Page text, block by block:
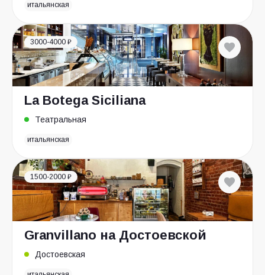
итальянская
3000-4000 ₽
La Botega Siciliana
Театральная
итальянская
1500-2000 ₽
Granvillano на Достоевской
Достоевская